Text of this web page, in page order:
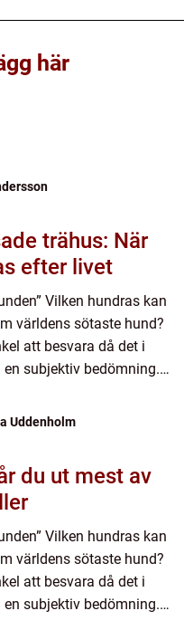
här
trähus: När
efter livet
Vilken hundras kan
världens sötaste hund?
att besvara då det i
subjektiv bedömning.
Uddenholm
Vilken hundras kan
världens sötaste hund?
att besvara då det i
subjektiv bedömning.